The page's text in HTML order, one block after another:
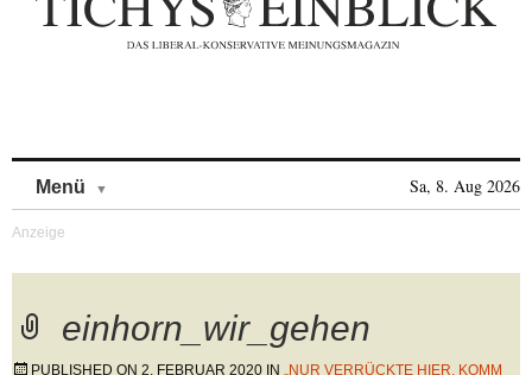
Menü Sa, 8. Aug 2026
einhorn_wir_gehen
PUBLISHED ON 2. FEBRUAR 2020 IN „NUR VERRÜCKTE HIER, KOMM